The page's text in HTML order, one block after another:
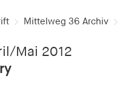
Mittelweg 36 Archiv
Mai 2012